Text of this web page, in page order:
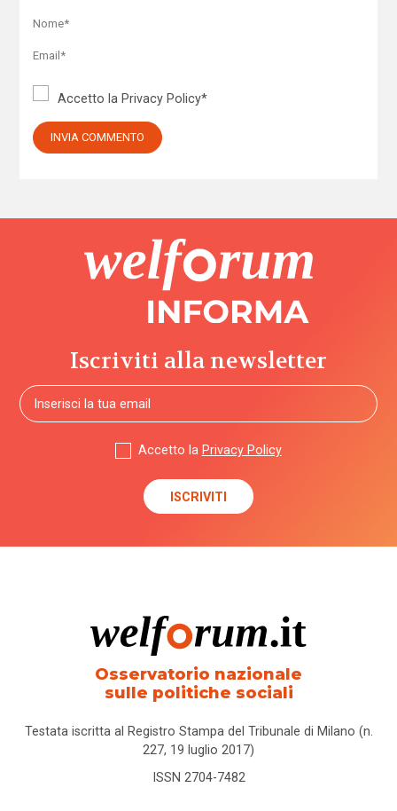
Accetto la Privacy Policy*
Iscriviti alla newsletter
Accetto la Privacy Policy
Osservatorio nazionale
sulle politiche sociali
Testata iscritta al Registro Stampa del Tribunale di Milano (n.
227, 19 luglio 2017)
ISSN 2704-7482